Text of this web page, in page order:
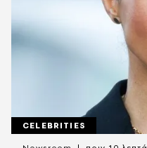
CELEBRITIES